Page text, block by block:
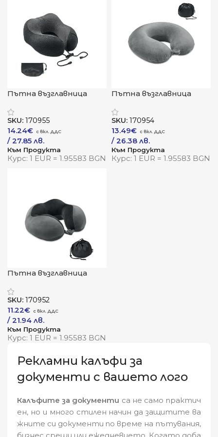
Пътна възглавница
SKU: 170955
14.24€
/ 27.85 лв.
Към Продукта
Курс: 1 EUR = 1.95583 BGN
Пътна възглавница
SKU: 170954
13.49€
/ 26.38 лв.
Към Продукта
Курс: 1 EUR = 1.95583 BGN
Пътна възглавница
SKU: 170952
11.22€
/ 21.94 лв.
Към Продукта
Курс: 1 EUR = 1.95583 BGN
Рекламни калъфи за
документи с вашето лого
Калъфите за документи са не само практич
ен, но и много стилен начин да защитите ва
жните си документи по време на пътувания,